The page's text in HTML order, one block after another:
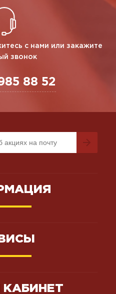
с нами или закажите
звонок
88 52